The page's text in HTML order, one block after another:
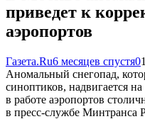
приведет к
аэропортов
Газета.Ru6 месяцев спустя0
Аномальный снегопад,
синоптиков, надвигается
в работе аэропортов
в пресс-службе Минтранса